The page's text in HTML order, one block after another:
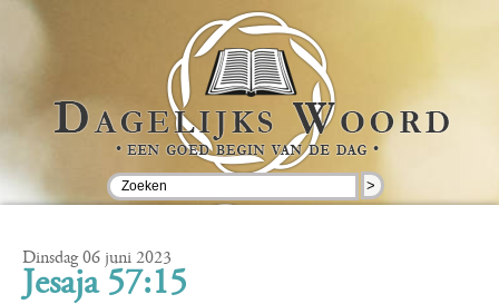
>
Dinsdag 06 juni 2023
Jesaja 57:15